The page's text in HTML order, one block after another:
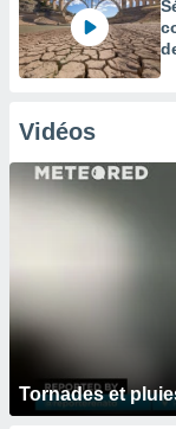
Vidéos
Tornades et